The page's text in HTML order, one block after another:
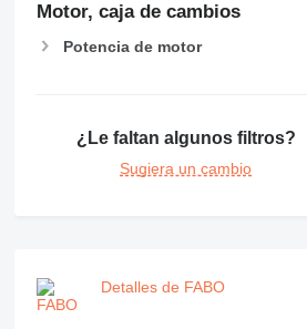
Motor, caja de cambios
Potencia de motor
¿Le faltan algunos filtros?
Sugiera un cambio
Detalles de FABO